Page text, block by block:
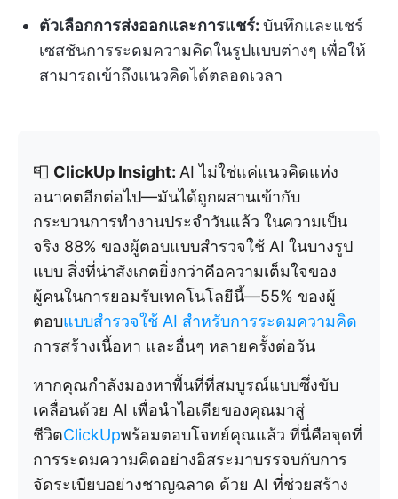
ตัวเลือกการส่งออกและการแชร์: บันทึกและแชร์
เซสชันการระดมความคิดในรูปแบบต่างๆ เพื่อให้
สามารถเข้าถึงแนวคิดได้ตลอดเวลา
📮 ClickUp Insight: AI ไม่ใช่แค่แนวคิดแห่ง
อนาคตอีกต่อไป—มันได้ถูกผสานเข้ากับ
กระบวนการทำงานประจำวันแล้ว ในความเป็น
จริง 88% ของผู้ตอบแบบสำรวจใช้ AI ในบางรูป
แบบ สิ่งที่น่าสังเกตยิ่งกว่าคือความเต็มใจของ
ผู้คนในการยอมรับเทคโนโลยีนี้—55% ของผู้
ตอบแบบสำรวจใช้ AI สำหรับการระดมความคิด
การสร้างเนื้อหา และอื่นๆ หลายครั้งต่อวัน
หากคุณกำลังมองหาพื้นที่ที่สมบูรณ์แบบซึ่งขับ
เคลื่อนด้วย AI เพื่อนำไอเดียของคุณมาสู่
ชีวิตClickUpพร้อมตอบโจทย์คุณแล้ว ที่นี่คือจุดที่
การระดมความคิดอย่างอิสระมาบรรจบกับการ
จัดระเบียบอย่างชาญฉลาด ด้วย AI ที่ช่วยสร้าง